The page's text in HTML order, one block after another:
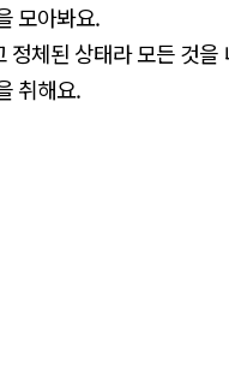
모아봐요.
체된 상태라 모든 것을
취해요.